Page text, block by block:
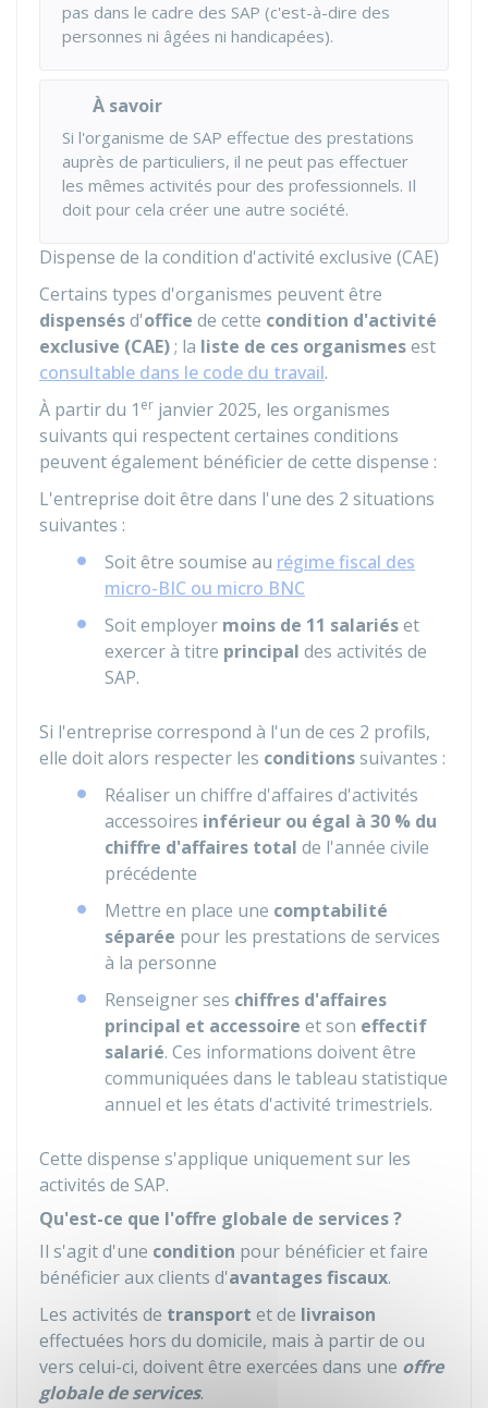
pas dans le cadre des SAP (c'est-à-dire des
personnes ni âgées ni handicapées).
À savoir
Si l'organisme de SAP effectue des prestations
auprès de particuliers, il ne peut pas effectuer
les mêmes activités pour des professionnels. Il
doit pour cela créer une autre société.
Dispense de la condition d'activité exclusive (CAE)
Certains types d'organismes peuvent être
dispensésd'office de cette condition d'activité
exclusive (CAE); la liste de ces organismesest
consultable dans le code du travail.
À partir du 1 er janvier 2025, les organismes
suivants qui respectent certaines conditions
peuvent également bénéficier de cette dispense :
L'entreprise doit être dans l'une des 2 situations
suivantes :
Soit être soumise au régime fiscal des
micro-BIC ou micro BNC
Soit employer moins de 11 salariéset
exercer à titre principal des activités de
SAP.
Si l'entreprise correspond à l'un de ces 2 profils,
elle doit alors respecter les conditionssuivantes :
Réaliser un chiffre d'affaires d'activités
accessoires inférieur ou égal à 30 % du
chiffre d'affaires total de l'année civile
précédente
Mettre en place une comptabilité
séparée pour les prestations de services
à la personne
Renseigner ses chiffres d'affaires
principal et accessoire et son effectif
salarié. Ces informations doivent être
communiquées dans le tableau statistique
annuel et les états d'activité trimestriels.
Cette dispense s'applique uniquement sur les
activités de SAP.
Qu'est-ce que l'offre globale de services ?
Il s'agit d'une condition pour bénéficier et faire
bénéficier aux clients d'avantages fiscaux.
Les activités de transport et de livraison
effectuées hors du domicile, mais à partir de ou
vers celui-ci, doivent être exercées dans une offre
globale de services.